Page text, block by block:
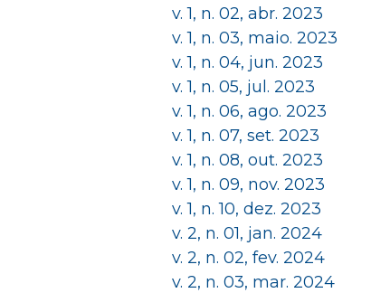
v. 1, n. 02, abr. 2023
v. 1, n. 03, maio. 2023
v. 1, n. 04, jun. 2023
v. 1, n. 05, jul. 2023
v. 1, n. 06, ago. 2023
v. 1, n. 07, set. 2023
v. 1, n. 08, out. 2023
v. 1, n. 09, nov. 2023
v. 1, n. 10, dez. 2023
v. 2, n. 01, jan. 2024
v. 2, n. 02, fev. 2024
v. 2, n. 03, mar. 2024